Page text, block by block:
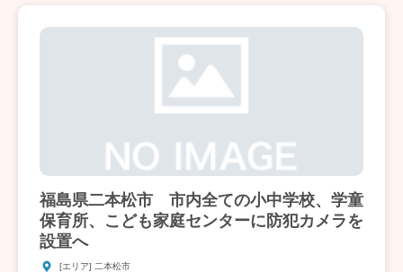
福島県二本松市 市内全ての小中学校、学童
保育所、こども家庭センターに防犯カメラを
設置へ
[エリア] 二本松市